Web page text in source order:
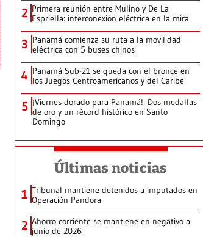
2 Primera reunión entre Mulino y De La
Espriella: interconexión eléctrica en la mira
3 Panamá comienza su ruta a la movilidad
eléctrica con 5 buses chinos
4 Panamá Sub-21 se queda con el bronce en
los Juegos Centroamericanos y del Caribe
5 ¡Viernes dorado para Panamá!: Dos medallas
de oro y un récord histórico en Santo
Domingo
Últimas noticias
1 Tribunal mantiene detenidos a imputados en
Operación Pandora
2 Ahorro corriente se mantiene en negativo a
junio de 2026